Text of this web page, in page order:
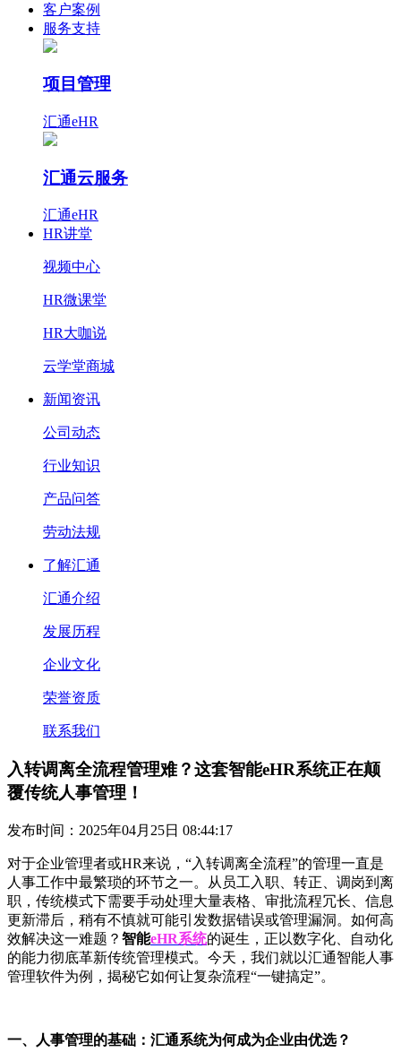
客户案例
服务支持
项目管理
汇通eHR
汇通云服务
汇通eHR
HR讲堂
视频中心
HR微课堂
HR大咖说
云学堂商城
新闻资讯
公司动态
行业知识
产品问答
劳动法规
了解汇通
汇通介绍
发展历程
企业文化
荣誉资质
联系我们
入转调离全流程管理难？这套智能eHR系统正在颠
覆传统人事管理！
发布时间：2025年04月25日 08:44:17
对于企业管理者或HR来说，“入转调离全流程”的管理一直是
人事工作中最繁琐的环节之一。从员工入职、转正、调岗到离
职，传统模式下需要手动处理大量表格、审批流程冗长、信息
更新滞后，稍有不慎就可能引发数据错误或管理漏洞。如何高
效解决这一难题？ 智能eHR系统的诞生，正以数字化、自动化
的能力彻底革新传统管理模式。今天，我们就以汇通智能人事
管理软件为例，揭秘它如何让复杂流程“一键搞定”。
一、人事管理的基础：汇通系统为何成为企业由优选？